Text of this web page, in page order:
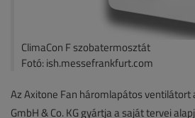
ClimaCon F szobatermosztát
Fotó: ish.messefrankfurt.com
Az Axitone Fan háromlapátos
GmbH & Co. KG gyártja a saját tervei